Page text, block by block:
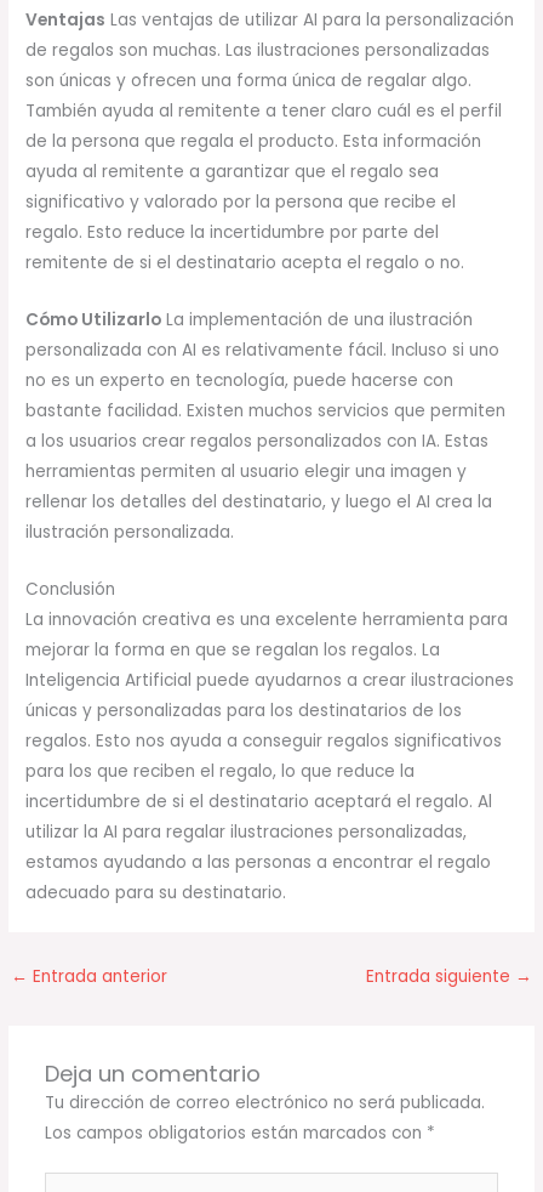
Ventajas Las ventajas de utilizar AI para la personalización
de regalos son muchas. Las ilustraciones personalizadas
son únicas y ofrecen una forma única de regalar algo.
También ayuda al remitente a tener claro cuál es el perfil
de la persona que regala el producto. Esta información
ayuda al remitente a garantizar que el regalo sea
significativo y valorado por la persona que recibe el
regalo. Esto reduce la incertidumbre por parte del
remitente de si el destinatario acepta el regalo o no.
Cómo Utilizarlo La implementación de una ilustración
personalizada con AI es relativamente fácil. Incluso si uno
no es un experto en tecnología, puede hacerse con
bastante facilidad. Existen muchos servicios que permiten
a los usuarios crear regalos personalizados con IA. Estas
herramientas permiten al usuario elegir una imagen y
rellenar los detalles del destinatario, y luego el AI crea la
ilustración personalizada.
Conclusión
La innovación creativa es una excelente herramienta para
mejorar la forma en que se regalan los regalos. La
Inteligencia Artificial puede ayudarnos a crear ilustraciones
únicas y personalizadas para los destinatarios de los
regalos. Esto nos ayuda a conseguir regalos significativos
para los que reciben el regalo, lo que reduce la
incertidumbre de si el destinatario aceptará el regalo. Al
utilizar la AI para regalar ilustraciones personalizadas,
estamos ayudando a las personas a encontrar el regalo
adecuado para su destinatario.
← Entrada anterior Entrada siguiente →
Deja un comentario
Tu dirección de correo electrónico no será publicada.
Los campos obligatorios están marcados con *